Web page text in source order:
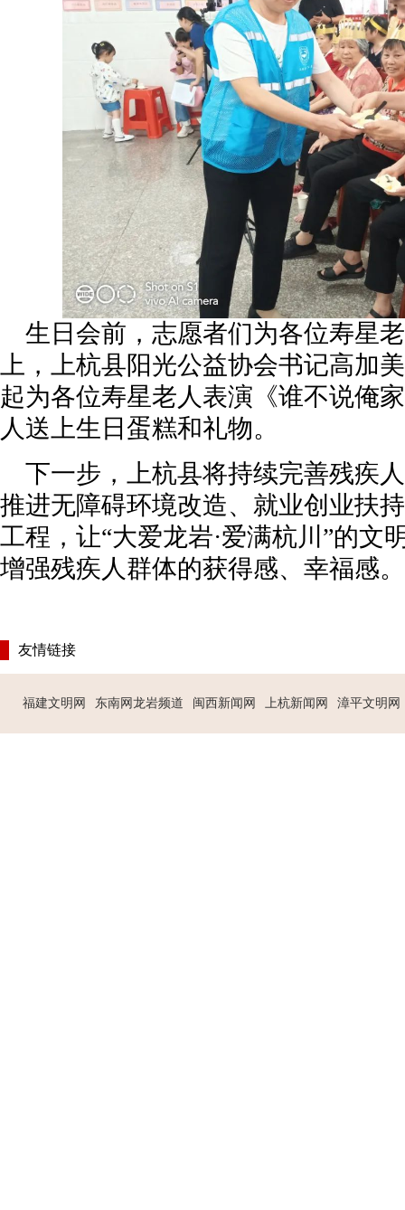
生日会前，志愿者们为各位寿星
上，上杭县阳光公益协会书记高加
起为各位寿星老人表演《谁不说俺
人送上生日蛋糕和礼物。
下一步，上杭县将持续完善残疾
推进无障碍环境改造、就业创业扶
工程，让“大爱龙岩·爱满杭川”的文
增强残疾人群体的获得感、幸福感。
友情链接
福建文明网 东南网龙岩频道 闽西新闻网 上杭新闻网 漳平文明网